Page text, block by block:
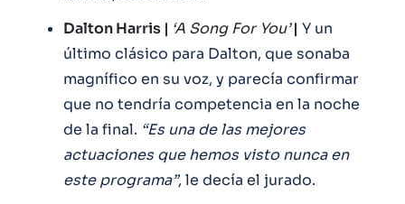
Dalton Harris | ‘A Song For You’| Y un
último clásico para Dalton, que sonaba
magnífico en su voz, y parecía confirmar
que no tendría competencia en la noche
de la final. “Es una de las mejores
actuaciones que hemos visto nunca en
este programa”, le decía el jurado.